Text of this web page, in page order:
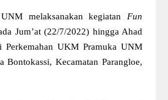
melaksanakan kegiatan Fun
Jum’at(22/7/2022) hingga Ahad
Perkemahan UKM Pramuka UNM
Bontokassi,Kecamatan Parangloe,